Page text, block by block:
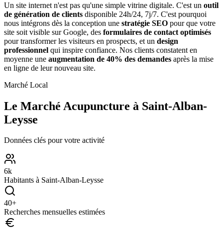
Un site internet n'est pas qu'une simple vitrine digitale. C'est un outil
de génération de clients disponible 24h/24, 7j/7. C'est pourquoi
nous intégrons dès la conception une stratégie SEO pour que votre
site soit visible sur Google, des formulaires de contact optimisés
pour transformer les visiteurs en prospects, et un design
professionnel qui inspire confiance. Nos clients constatent en
moyenne une augmentation de 40% des demandes après la mise
en ligne de leur nouveau site.
Marché Local
Le Marché Acupuncture à Saint-Alban-
Leysse
Données clés pour votre activité
6k
Habitants à Saint-Alban-Leysse
40+
Recherches mensuelles estimées